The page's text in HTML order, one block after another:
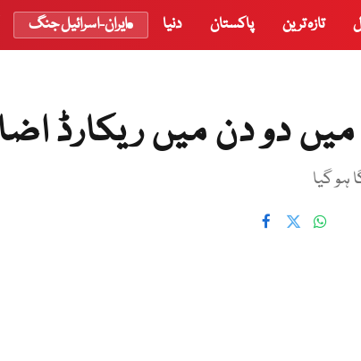
تازہ ترین پاکستان دنیا ایران-اسرائیل جنگ
دو دن میں ریکارڈ